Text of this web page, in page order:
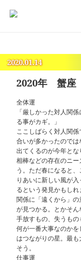
2020.01.14
2020年 蟹
全体運
「厳しかった対人関
る事がカギ。」
ここしばらく対人関
合いが多かったので
出てくるのが今年と
相棒などの存在のニ
う。ただ春になると
りあいに新しい風が
るという発見かもし
関係に「遠くから」
が見つかる。とかそ
手放すもの、失うも
何が一番大事なのか
はつながりの星。最
そう。
仕事運